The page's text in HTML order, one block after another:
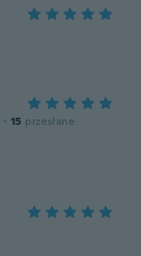
· 15 przesłane